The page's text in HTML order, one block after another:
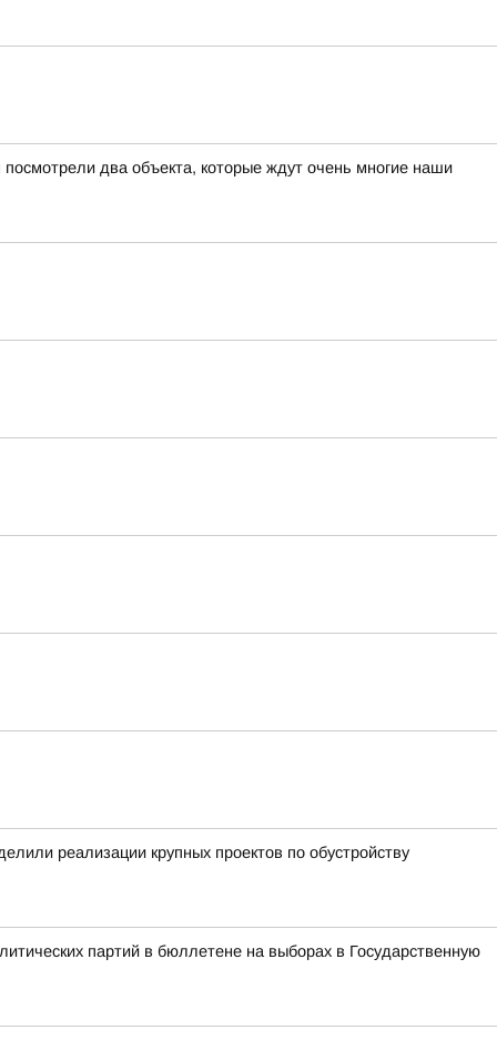
два объекта, которые ждут очень многие наши
реализации крупных проектов по обустройству
партий в бюллетене на выборах в Государственную